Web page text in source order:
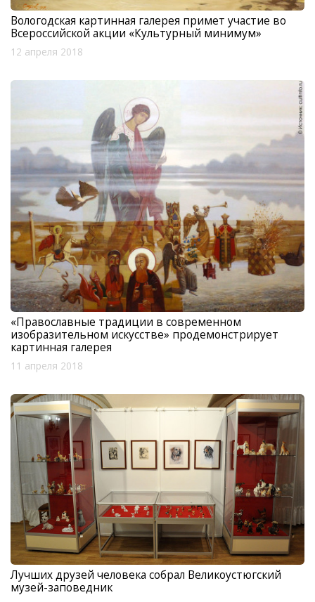
Вологодская картинная галерея примет участие во
Всероссийской акции «Культурный минимум»
12 апреля 2018
«Православные традиции в современном
изобразительном искусстве» продемонстрирует
картинная галерея
11 апреля 2018
Лучших друзей человека собрал Великоустюгский
музей-заповедник